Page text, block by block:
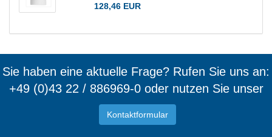
128,46 EUR
Sie haben eine aktuelle Frage? Rufen Sie uns an:
+49 (0)43 22 / 886969-0 oder nutzen Sie unser
Kontaktformular